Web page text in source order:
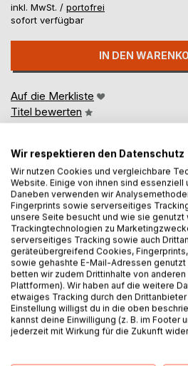
inkl. MwSt. / portofrei
sofort verfügbar
IN DEN
Auf die Merkliste
Titel bewerten
BESCHREIBUNG
Sylt ist für viele Menschen
mich. Es ist eine schöne eigene
dem Entschluss auf die Insel zu
lustige Geschichten erlebt, die es
werden. Wir sind mit Leichtigkeit
haben uns bis heute den Magie
Wir respektieren den Datenschutz
Wir nutzen Cookies und vergleichbare
Website. Einige von ihnen sind essenziell
Daneben verwenden wir
Fingerprints sowie serverseitiges
unsere Seite besucht und wie sie genutzt
Trackingtechnologien zu
serverseitiges Tracking sowie auch
geräteübergreifend Cookies,
sowie gehashte E-Mail-Adressen
betten wir zudem Drittinhalte von
Plattformen). Wir haben auf die weitere
etwaiges Tracking durch den
Einstellung willigst du in die oben
kannst deine Einwilligung (z. B. im Footer
jederzeit mit Wirkung für die Zukunft